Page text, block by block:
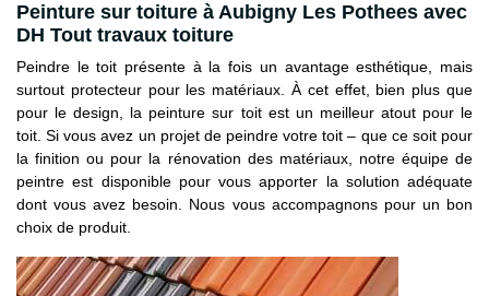
Peinture sur toiture à Aubigny Les Pothees avec
DH Tout travaux toiture
Peindre le toit présente à la fois un avantage esthétique, mais
surtout protecteur pour les matériaux. À cet effet, bien plus que
pour le design, la peinture sur toit est un meilleur atout pour le
toit. Si vous avez un projet de peindre votre toit – que ce soit pour
la finition ou pour la rénovation des matériaux, notre équipe de
peintre est disponible pour vous apporter la solution adéquate
dont vous avez besoin. Nous vous accompagnons pour un bon
choix de produit.